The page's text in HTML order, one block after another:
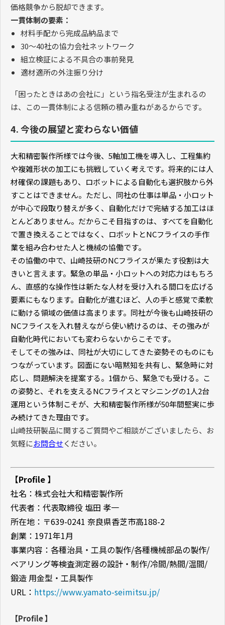
価格競争から脱却できます。
一貫体制の要素：
材料手配から完成品納品まで
30〜40社の協力会社ネットワーク
組立検証による不具合の事前発見
適材適所の外注振り分け
「困ったときはあの会社に」という指名受注が生まれるの
は、この一貫体制による信頼の積み重ねがあるからです。
4. 今後の展望と変わらない価値
大和精密製作所様では今後、 5軸加工機を導入し、工程集約
や複雑形状の加工にも挑戦していく考えです。将来的には人
材確保の課題もあり、ロボットによる自動化も選択肢から外
すことはできません。ただし、同社の仕事は単品・小ロット
が中心で段取り替えが多く、自動化だけで完結する加工はほ
とんどありません。だからこそ目指すのは、すべてを自動化
で置き換えることではなく、ロボットとNCフライスの手作
業を組み合わせた人と機械の協働です。
その協働の中で、山崎技研のNCフライスが果たす役割は大
きいと言えます。緊急の単品・小ロットへの対応力はもちろ
ん、直感的な操作性は新たな人材を受け入れる間口を広げる
要素にもなります。自動化が進むほど、人の手と感覚で柔軟
に動ける領域の価値は高まります。同社が今後も山崎技研の
NCフライスを入れ替えながら使い続けるのは、その強みが
自動化時代においても変わらないからこそです。
そしてその強みは、同社が大切にしてきた姿勢そのものにも
つながっています。図面にない暗黙知を共有し、緊急時に対
応し、問題解決を提案する。 1個から、緊急でも受ける。こ
の姿勢と、それを支えるNCフライスとマシニングの1人2台
運用という体制こそが、大和精密製作所様が50年間堅実に歩
み続けてきた理由です。
山崎技研製品に関するご質問やご相談がございましたら、お
気軽にお問合せください。
【Profile 】
社名：株式会社大和精密製作所
代表者：代表取締役 塩田 孝一
所在地：〒639-0241 奈良県香芝市高188-2
創業： 1971年1月
事業内容：各種治具・工具の製作/各種機械部品の製作/
ベアリング等検査測定器の設計・制作/冷間/熱間/温間/
鍛造 用金型・工具製作
URL ： https://www.yamato-seimitsu.jp/
【Profile】